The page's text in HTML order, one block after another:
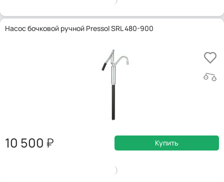
Насос бочковой ручной Pressol SRL 480-900
10 500 Купить